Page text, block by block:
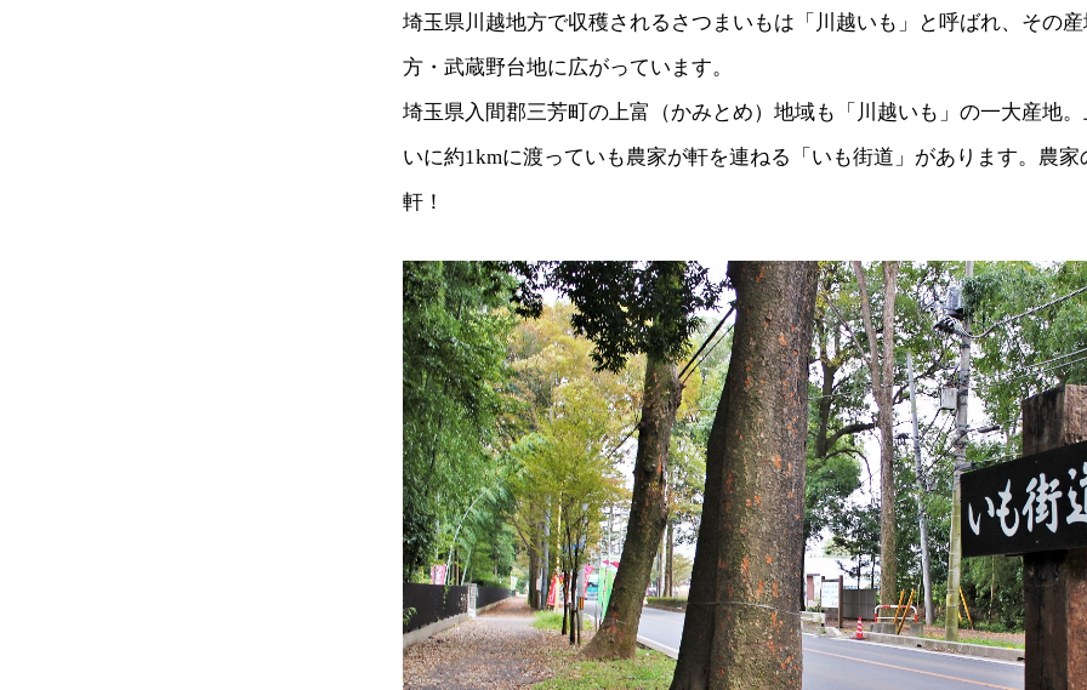
埼玉県川越地方で収穫されるさつまいもは「川越いも」と呼ばれ、その
方・武蔵野台地に広がっています。
埼玉県入間郡三芳町の上富（かみとめ）地域も「川越いも」の一大産地
いに約1kmに渡っていも農家が軒を連ねる「いも街道」があります。農家
軒！